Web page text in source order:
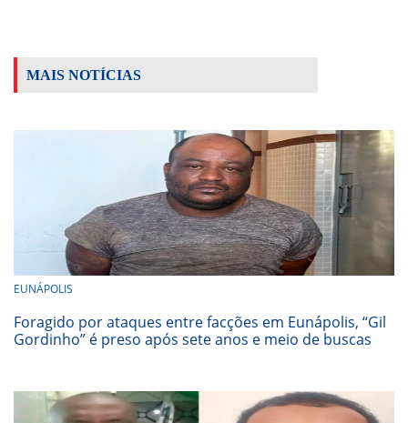
MAIS NOTÍCIAS
EUNÁPOLIS
Foragido por ataques entre facções em Eunápolis, “Gil
Gordinho” é preso após sete anos e meio de buscas